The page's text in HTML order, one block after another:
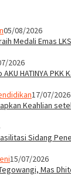
05/08/2026
Medali Emas
2026
HATINYA PKK
17/07/2026
Keahlian
Sidang
15/07/2026
Mas